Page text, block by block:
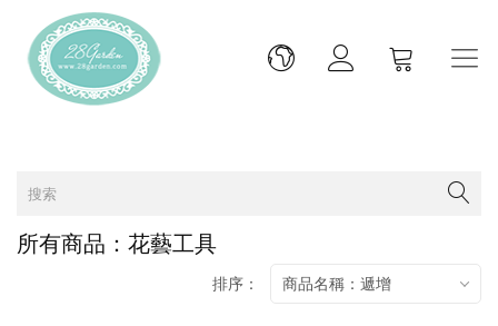
所有商品：花藝工具
排序： 商品名稱：遞增